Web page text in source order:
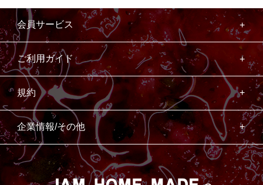
会員サービス
ご利用ガイド
規約
企業情報/その他